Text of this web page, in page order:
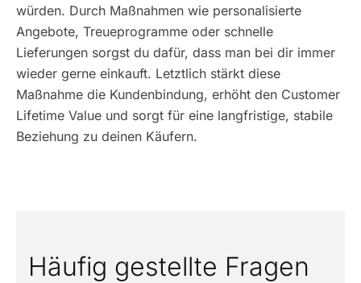
würden. Durch Maßnahmen wie personalisierte
Angebote, Treueprogramme oder schnelle
Lieferungen sorgst du dafür, dass man bei dir immer
wieder gerne einkauft. Letztlich stärkt diese
Maßnahme die Kundenbindung, erhöht den Customer
Lifetime Value und sorgt für eine langfristige, stabile
Beziehung zu deinen Käufern.
Häufig gestellte Fragen